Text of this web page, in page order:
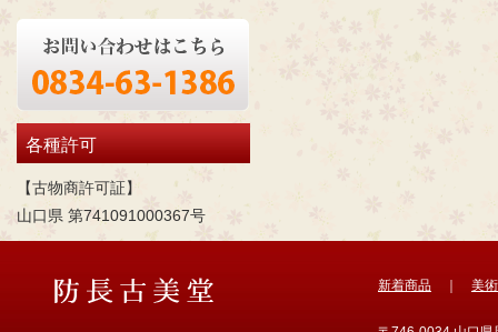
各種許可
【古物商許可証】
山口県 第741091000367号
新着商品 美